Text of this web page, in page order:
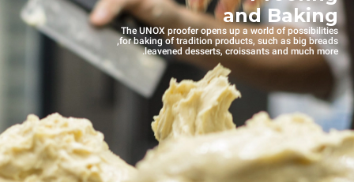
and Baking
The UNOX proofer opens up a world of possibilities
for baking of tradition products, such as big breads,
leavened desserts, croissants and much more.